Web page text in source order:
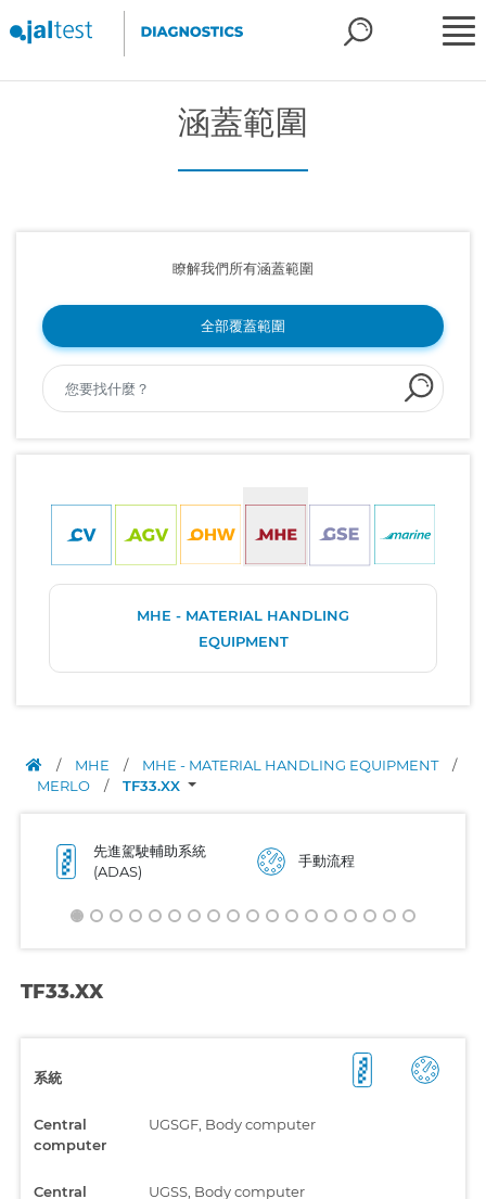
涵蓋範圍
瞭解我們所有涵蓋範圍
全部覆蓋範圍
MHE - MATERIAL HANDLING
EQUIPMENT
/ MHE / MHE - MATERIAL HANDLING EQUIPMENT
/
MERLO
/ TF33.XX
先進駕駛輔助系統
(ADAS)
手動流程
TF33.XX
系統
Central
computer
UGSGF, Body computer
Central
UGSS, Body computer